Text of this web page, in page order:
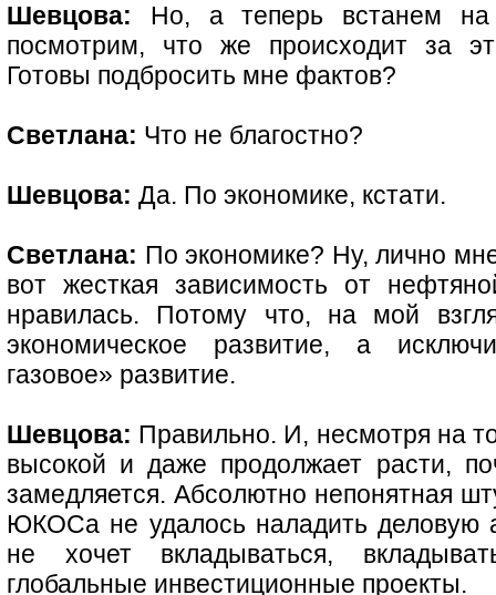
Шевцова: Но, а теперь встанем
посмотрим, что же происходит за
Готовы подбросить мне фактов?
Светлана: Что не благостно?
Шевцова: Да. По экономике, кстати.
Светлана: По экономике? Ну, лично
вот жесткая зависимость от
нравилась. Потому что, на мой
экономическое развитие, а
газовое» развитие.
Шевцова: Правильно. И, несмотря на
высокой и даже продолжает расти,
замедляется. Абсолютно непонятная
ЮКОСа не удалось наладить деловую
не хочет вкладываться,
глобальные инвестиционные проекты.